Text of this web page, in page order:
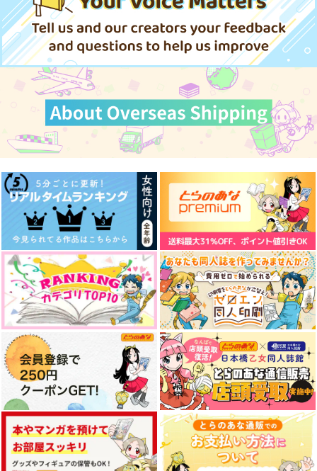
1,572円（税込）
フィガロ×ファウスト
サンプル
作品詳細
ALBUM
みみんともり
1,100円 （税込）
フィガロ×ファウスト
サンプル
作品詳細
アガペー
Ultra Beige
（税込）
ミスラ×ルチル
サンプル
作品詳細
レノフィガモブ失恋ア
ンソロジー まなざし
は透明
かささぎの
1,870円 （税込）
レノックス×フィガロ
南の国の大人たち
かささぎの
1,100 （税込）
レノックス×フィガロ
約束はしない恋
てくてく
3,144円（税込）
ミスラ×真木晶♂
専売 715円（税込）
魔法使いの約束
レノックス×フィガロ
サンプル
カート